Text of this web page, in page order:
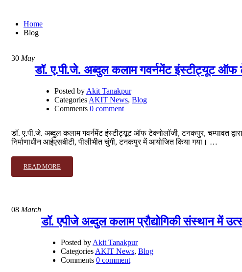
Home
Blog
30 May
डॉ. ए.पी.जे. अब्दुल कलाम गवर्नमेंट इंस्टीट्यूट ऑफ
Posted by Akit Tanakpur
Categories AKIT News, Blog
Comments 0 comment
डॉ. ए.पी.जे. अब्दुल कलाम गवर्नमेंट इंस्टीट्यूट ऑफ टेक्नोलॉजी, टनकपुर, चम्पावत
निर्माणाधीन आईएसबीटी, पीलीभीत चुंगी, टनकपुर में आयोजित किया गया। …
READ MORE
08 March
डॉ. एपीजे अब्दुल कलाम प्रौद्योगिकी संस्थान में
Posted by Akit Tanakpur
Categories AKIT News, Blog
Comments 0 comment